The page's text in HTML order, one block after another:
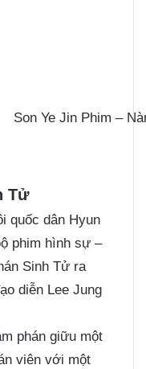
Son Ye Jin Phim –
Tử
quốc dân Hyun
phim hình sự –
Sinh Tử ra
diễn Lee Jung
phán giữu một
viên với một